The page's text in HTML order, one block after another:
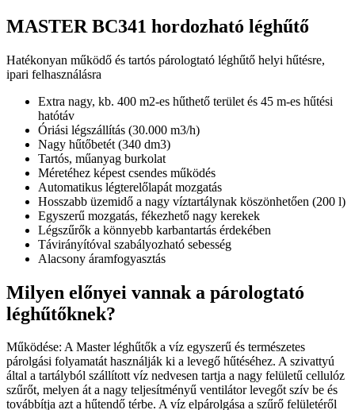
MASTER BC341 hordozható léghűtő
Hatékonyan működő és tartós párologtató léghűtő helyi hűtésre,
ipari felhasználásra
Extra nagy, kb. 400 m2-es hűthető terület és 45 m-es hűtési
hatótáv
Óriási légszállítás (30.000 m3/h)
Nagy hűtőbetét (340 dm3)
Tartós, műanyag burkolat
Méretéhez képest csendes működés
Automatikus légterelőlapát mozgatás
Hosszabb üzemidő a nagy víztartálynak köszönhetően (200 l)
Egyszerű mozgatás, fékezhető nagy kerekek
Légszűrők a könnyebb karbantartás érdekében
Távirányítóval szabályozható sebesség
Alacsony áramfogyasztás
Milyen előnyei vannak a párologtató
léghűtőknek?
Működése: A Master léghűtők a víz egyszerű és természetes
párolgási folyamatát használják ki a levegő hűtéséhez. A szivattyú
által a tartályból szállított víz nedvesen tartja a nagy felületű cellulóz
szűrőt, melyen át a nagy teljesítményű ventilátor levegőt szív be és
továbbítja azt a hűtendő térbe. A víz elpárolgása a szűrő felületéről